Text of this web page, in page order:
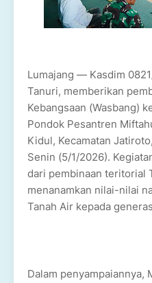
Lumajang — Kasdim
Tanuri, memberikan
Kebangsaan (Wasbang)
Pondok Pesantren
Kidul, Kecamatan
Senin (5/1/2026).
dari pembinaan teritorial
menanamkan nilai-nilai
Tanah Air kepada
Dalam penyampaiannya,